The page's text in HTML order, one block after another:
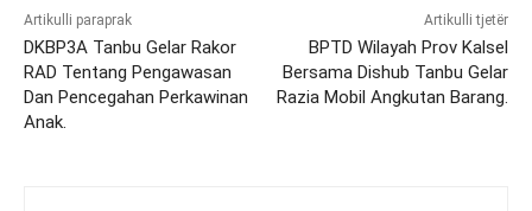
Artikulli paraprak
DKBP3A Tanbu Gelar Rakor
RAD Tentang Pengawasan
Dan Pencegahan Perkawinan
Anak.
Artikulli tjetër
BPTD Wilayah Prov Kalsel
Bersama Dishub Tanbu Gelar
Razia Mobil Angkutan Barang.